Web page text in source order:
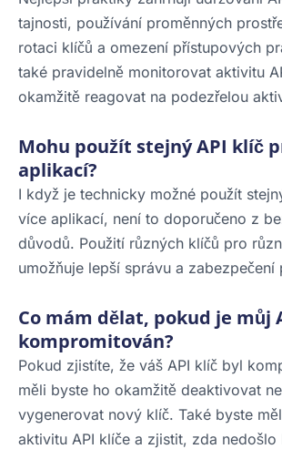
tajnosti, používání proměnných
rotaci klíčů a omezení přístupových
také pravidelně monitorovat aktivitu
okamžitě reagovat na podezřelou
Mohu použít stejný API klíč
aplikací?
I když je technicky možné použít
více aplikací, není to doporučeno z
důvodů. Použití různých klíčů pro
umožňuje lepší správu a zabezpečení
Co mám dělat, pokud je můj
kompromitován?
Pokud zjistíte, že váš API klíč byl
měli byste ho okamžitě deaktivovat
vygenerovat nový klíč. Také byste
aktivitu API klíče a zjistit, zda nedošlo